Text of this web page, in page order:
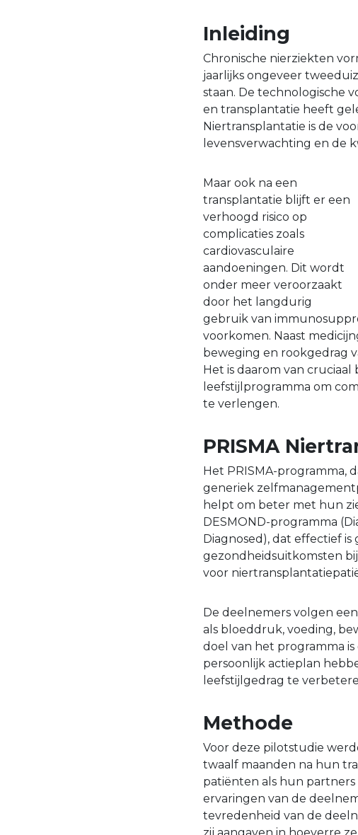
Inleiding
Chronische nierziekten
jaarlijks ongeveer
staan. De technologische
en transplantatie heeft
Niertransplantatie is de
levensverwachting en de
Maar ook na een
transplantatie blijft er een
verhoogd risico op
complicaties zoals
cardiovasculaire
aandoeningen. Dit wordt
onder meer veroorzaakt
door het langdurig
gebruik van
voorkomen. Naast
beweging en rookgedrag
Het is daarom van
leefstijlprogramma om
te verlengen.
PRISMA
Het PRISMA-programma,
generiek
helpt om beter met hun
DESMOND-programma
Diagnosed), dat effectief
gezondheidsuitkomsten
voor
De deelnemers volgen
als bloeddruk, voeding,
doel van het programma
persoonlijk actieplan
leefstijlgedrag te
Methode
Voor deze pilotstudie
twaalf maanden na hun
patiënten als hun
ervaringen van de
tevredenheid van de